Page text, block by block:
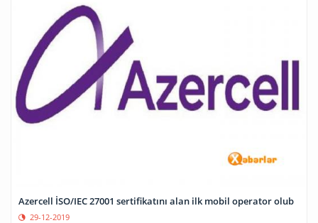
Azercell İSO/IEC 27001 sertifikatını alan ilk mobil operator olub
29-12-2019